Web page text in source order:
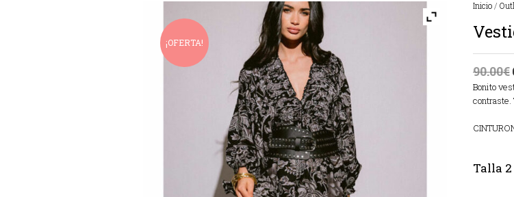
¡OFERTA!
Inicio/
90.00€
Bonito
contraste.
Talla 2